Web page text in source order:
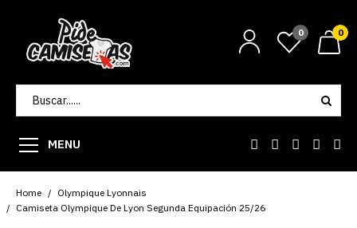
0 0
MENU
Home
Olympique Lyonnais
Camiseta Olympique De Lyon Segunda Equipación 25/26